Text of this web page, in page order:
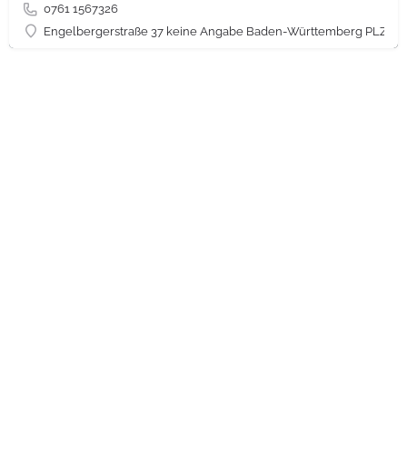
0761 1567326
Engelbergerstraße 37 keine Angabe Baden-Württemberg PLZ